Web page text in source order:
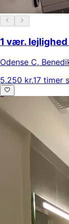
1 vær. lejlighed
Odense C,
5.250 kr.17 timer